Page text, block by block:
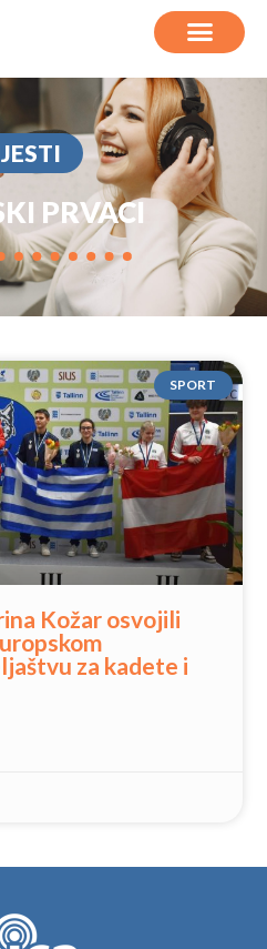
PRVACI
SPORT
Kožar osvojili
za kadete i